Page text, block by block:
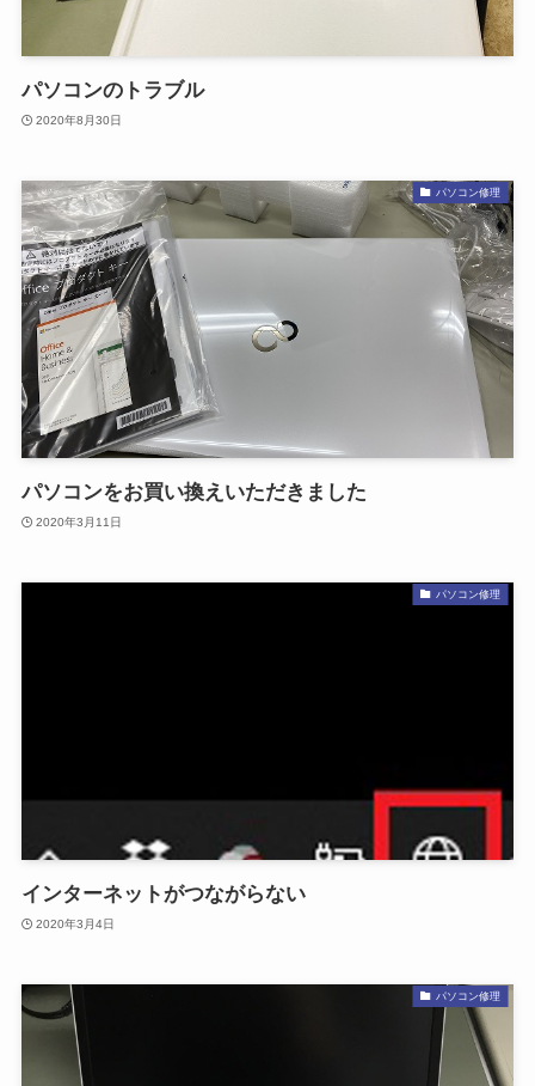
パソコンのトラブル
2020年8月30日
パソコン修理
パソコンをお買い換えいただきました
2020年3月11日
パソコン修理
インターネットがつながらない
2020年3月4日
パソコン修理